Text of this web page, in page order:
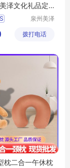
泽文化礼品定
(T)-747
制
泉州美泽
公司
拨打电话
枕二合一午休枕